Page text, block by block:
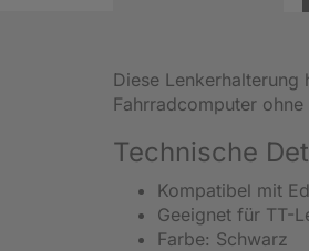
Diese Lenkerhalterung
Fahrradcomputer
Technische
Kompatibel mit
Geeignet für TT-
Farbe: Schwarz